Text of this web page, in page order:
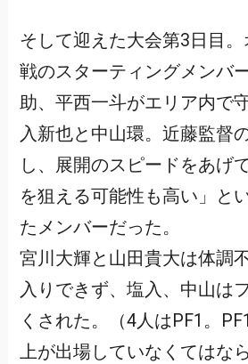
そして迎えた大会第3日目
戦のスターティングメンバ
助、平西一斗がエリア内で
入新也と中山環。近藤監督
し、展開のスピードをあげ
を狙える可能性も高い」と
たメンバーだった。
宮川大輝と山田貴大は体調
入りできず、塩入、中山は
くされた。（4人はPF1。
上が出場していなくてはな